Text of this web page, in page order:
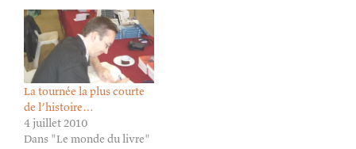
La tournée la plus courte
de l’histoire…
4 juillet 2010
Dans "Le monde du livre"